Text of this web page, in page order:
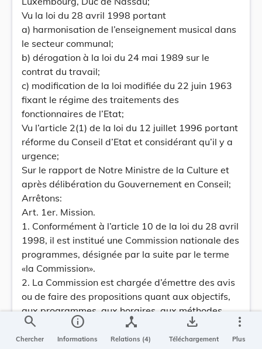
Vu la loi du 28 avril 1998 portant
a) harmonisation de l’enseignement musical dans
le secteur communal;
b) dérogation à la loi du 24 mai 1989 sur le
contrat du travail;
c) modification de la loi modifiée du 22 juin 1963
fixant le régime des traitements des
fonctionnaires de l’Etat;
Vu l’article 2(1) de la loi du 12 juillet 1996 portant
réforme du Conseil d’Etat et considérant qu’il y a
urgence;
Sur le rapport de Notre Ministre de la Culture et
après délibération du Gouvernement en Conseil;
Arrêtons:
Art. 1er. Mission.
1. Conformément à l’article 10 de la loi du 28 avril
1998, il est institué une Commission nationale des
programmes, désignée par la suite par le terme
«la Commission».
2. La Commission est chargée d’émettre des avis
ou de faire des propositions quant aux objectifs,
aux programmes, aux horaires, aux méthodes
d’enseignement, aux manuels, au nombre et au
genre des devoirs ainsi qu’aux critères
search
Chercher
info
Informations
device_hub
Relations (4)
save_alt
Téléchargement
more_vert
Plus